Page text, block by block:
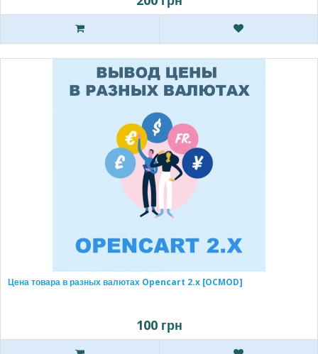
Цена товара в разных валютах Opencart 2.x [OCMOD]
100 грн